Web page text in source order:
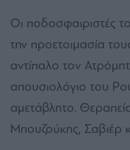
Οι ποδοσφαιριστές
την προετοιμασία
αντίπαλο τον
απουσιολόγιο του
αμετάβλητο.
Μπουζούκης, Σαβιέρ